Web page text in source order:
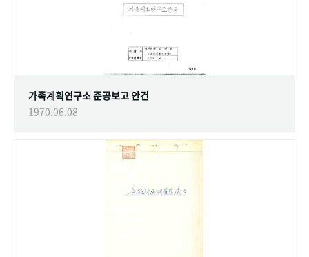
가족계획연구소 준공보고 안건
1970.06.08